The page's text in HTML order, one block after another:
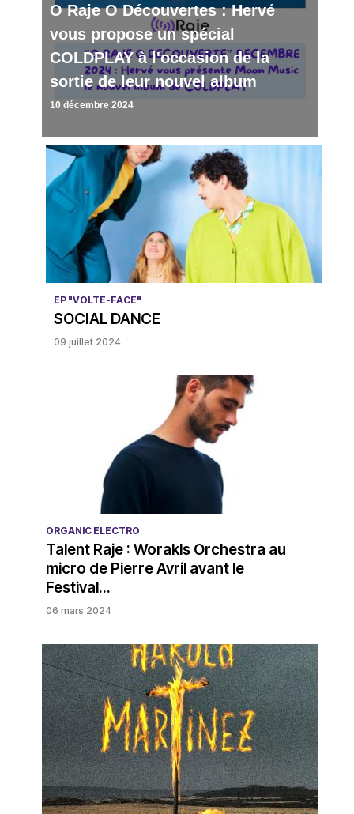
O Raje O Découvertes : Hervé
vous propose un spécial
COLDPLAY à l'occasion de la
sortie de leur nouvel album
10 décembre 2024
EP "VOLTE-FACE"
SOCIAL DANCE
09 juillet 2024
ORGANIC ELECTRO
Talent Raje : Worakls Orchestra au
micro de Pierre Avril avant le
Festival...
06 mars 2024